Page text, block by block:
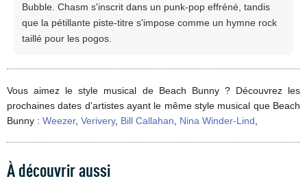
Bubble. Chasm s'inscrit dans un punk-pop effréné, tandis
que la pétillante piste-titre s'impose comme un hymne rock
taillé pour les pogos.
Vous aimez le style musical de Beach Bunny ? Découvrez les
prochaines dates d'artistes ayant le même style musical que Beach
Bunny : Weezer, Verivery, Bill Callahan Nina Winder-Lind
À découvrir aussi